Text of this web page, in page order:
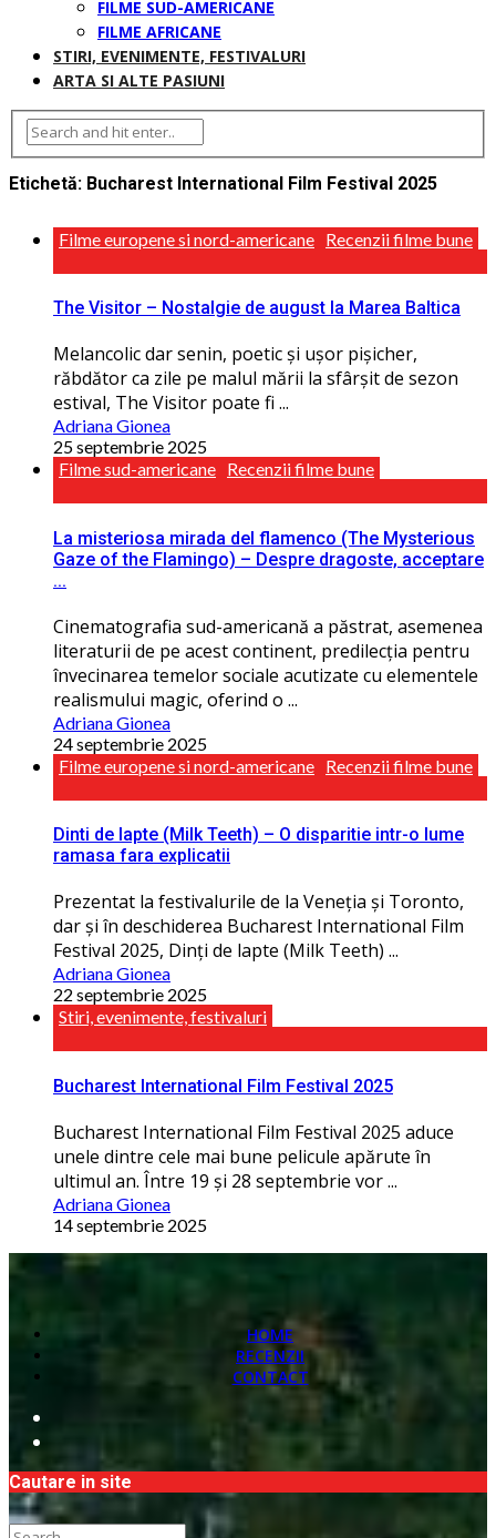
FILME SUD-AMERICANE
FILME AFRICANE
STIRI, EVENIMENTE, FESTIVALURI
ARTA SI ALTE PASIUNI
Etichetă: Bucharest International Film Festival 2025
Filme europene si nord-americane Recenzii filme bune
The Visitor – Nostalgie de august la Marea Baltica
Melancolic dar senin, poetic și ușor pișicher,
răbdător ca zile pe malul mării la sfârșit de sezon
estival, The Visitor poate fi ...
Adriana Gionea
25 septembrie 2025
Filme sud-americane Recenzii filme bune
La misteriosa mirada del flamenco (The Mysterious
Gaze of the Flamingo) – Despre dragoste, acceptare
...
Cinematografia sud-americană a păstrat, asemenea
literaturii de pe acest continent, predilecţia pentru
învecinarea temelor sociale acutizate cu elementele
realismului magic, oferind o ...
Adriana Gionea
24 septembrie 2025
Filme europene si nord-americane Recenzii filme bune
Dinti de lapte (Milk Teeth) – O disparitie intr-o lume
ramasa fara explicatii
Prezentat la festivalurile de la Veneţia și Toronto,
dar și în deschiderea Bucharest International Film
Festival 2025, Dinţi de lapte (Milk Teeth) ...
Adriana Gionea
22 septembrie 2025
Stiri, evenimente, festivaluri
Bucharest International Film Festival 2025
Bucharest International Film Festival 2025 aduce
unele dintre cele mai bune pelicule apărute în
ultimul an. Între 19 și 28 septembrie vor ...
Adriana Gionea
14 septembrie 2025
HOME
RECENZII
CONTACT
Cautare in site